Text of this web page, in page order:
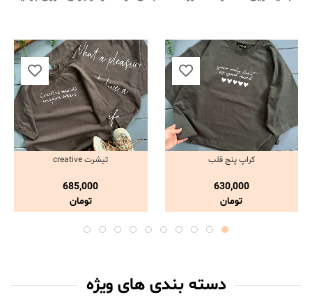
مشاهده و خرید
کراپ پنج قلب
630,000
تومان
مشاهده و خرید
تیشرت creative
685,000
تومان
دسته بندی های ویژه